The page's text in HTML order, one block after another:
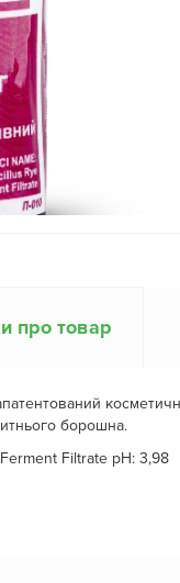
про товар
борошна.
Filtrate рН: 3,98